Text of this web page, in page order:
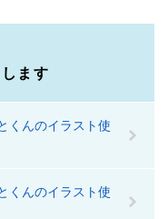
ます
くんのイラスト使
くんのイラスト使